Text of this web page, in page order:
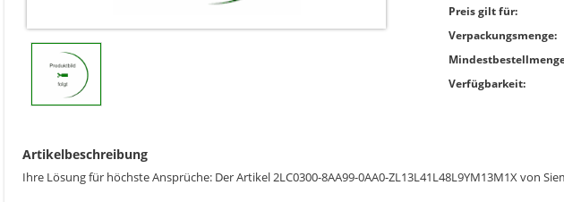
Preis gilt für:
Verpackungsmenge:
Verfügbarkeit:
Artikelbeschreibung
Ihre Lösung für höchste Ansprüche: Der Artikel 2LC0300-8AA99-0AA0-ZL13L41L48L9YM13M1X von